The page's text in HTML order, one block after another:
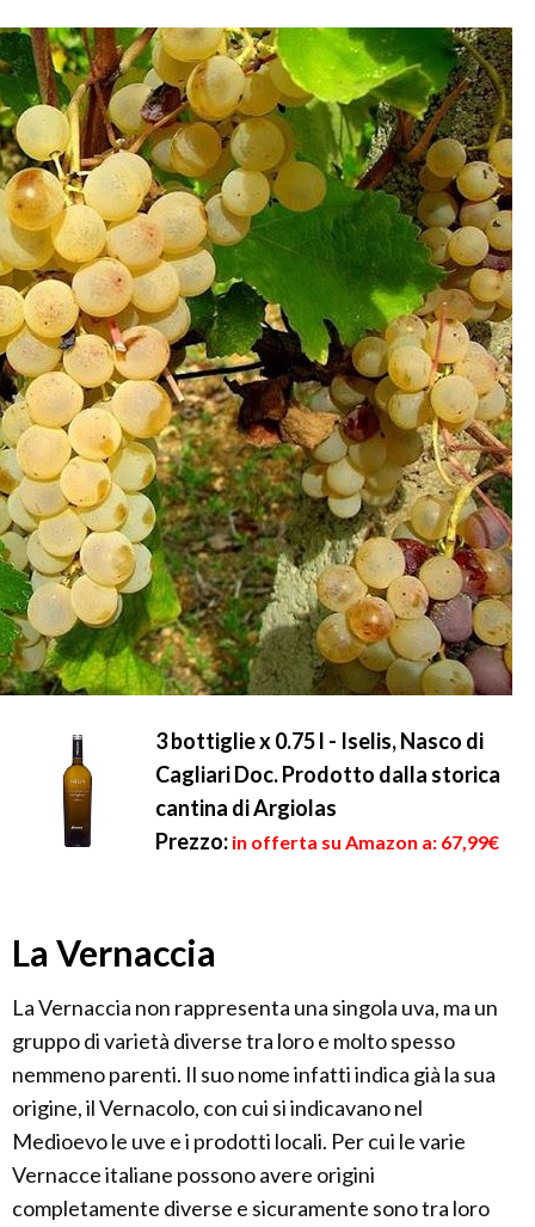
3 bottiglie x 0.75 l - Iselis, Nasco di
Cagliari Doc. Prodotto dalla storica
cantina di Argiolas
Prezzo: in offerta su Amazon a: 67,99€
La Vernaccia
La Vernaccia non rappresenta una singola uva, ma un
gruppo di varietà diverse tra loro e molto spesso
nemmeno parenti. Il suo nome infatti indica già la sua
origine, il Vernacolo, con cui si indicavano nel
Medioevo le uve e i prodotti locali. Per cui le varie
Vernacce italiane possono avere origini
completamente diverse e sicuramente sono tra loro